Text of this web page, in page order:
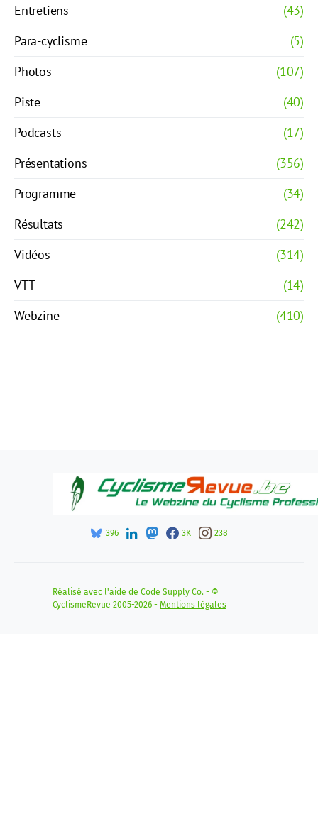
Entretiens
(43)
Para-cyclisme
(5)
Photos
(107)
Piste
(40)
Podcasts
(17)
Présentations
(356)
Programme
(34)
Résultats
(242)
Vidéos
(314)
VTT
(14)
Webzine
(410)
396 3K 238
Réalisé avec l'aide de Code Supply Co. - ©
CyclismeRevue 2005-2026 - Mentions légales